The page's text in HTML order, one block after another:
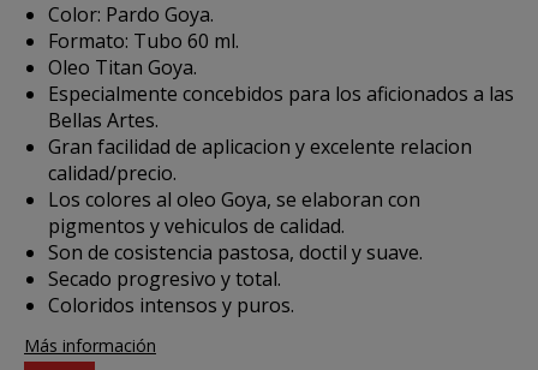
Color: Pardo Goya.
Formato: Tubo 60 ml.
Oleo Titan Goya.
Especialmente concebidos para los aficionados a las
Bellas Artes.
Gran facilidad de aplicacion y excelente relacion
calidad/precio.
Los colores al oleo Goya, se elaboran con
pigmentos y vehiculos de calidad.
Son de cosistencia pastosa, doctil y suave.
Secado progresivo y total.
Coloridos intensos y puros.
Más información